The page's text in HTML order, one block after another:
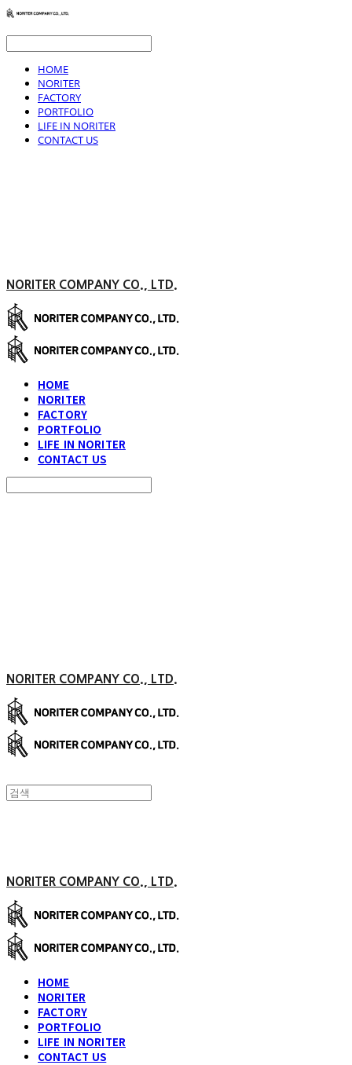
HOME
NORITER
FACTORY
PORTFOLIO
LIFE IN NORITER
CONTACT US
NORITER COMPANY CO., LTD.
HOME
NORITER
FACTORY
PORTFOLIO
LIFE IN NORITER
CONTACT US
NORITER COMPANY CO., LTD.
NORITER COMPANY CO., LTD.
HOME
NORITER
FACTORY
PORTFOLIO
LIFE IN NORITER
CONTACT US